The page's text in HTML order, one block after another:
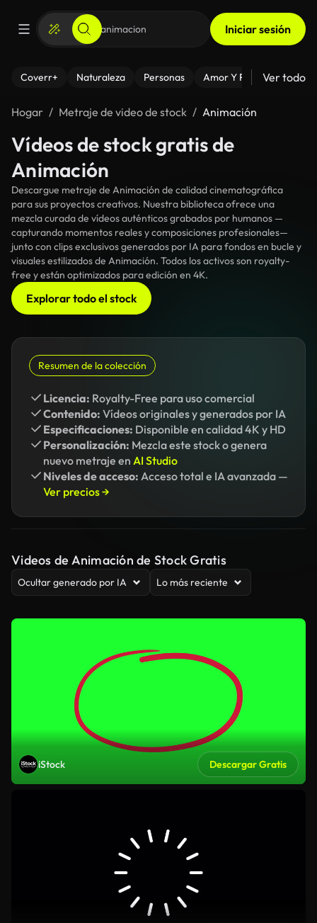
Iniciar sesión
Coverr+ Naturaleza Personas Amor Y Relaciones
Ver todo
Hogar Metraje de video de stock Animación
Vídeos de stock gratis de
Animación
Descargue metraje de Animación de calidad cinematográfica
para sus proyectos creativos. Nuestra biblioteca ofrece una
mezcla curada de vídeos auténticos grabados por humanos —
capturando momentos reales y composiciones profesionales—
junto con clips exclusivos generados por IA para fondos en bucle y
visuales estilizados de Animación. Todos los activos son royalty-
free y están optimizados para edición en 4K.
Explorar todo el stock
Resumen de la colección
Licencia: Royalty-Free para uso comercial
Contenido: Vídeos originales y generados por IA
Especificaciones: Disponible en calidad 4K y HD
Personalización: Mezcla este stock o genera
nuevo metraje en AI Studio
Niveles de acceso: Acceso total e IA avanzada —
Ver precios →
Videos de Animación de Stock Gratis
Ocultar generado por IA Lo más reciente
iStock Descargar Gratis